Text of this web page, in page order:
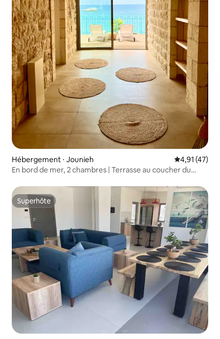
Hébergement ⋅ Jounieh Évaluation
4,91 (47)
En bord de mer, 2 chambres | Terrasse au coucher du
Superhôte
Superhôte